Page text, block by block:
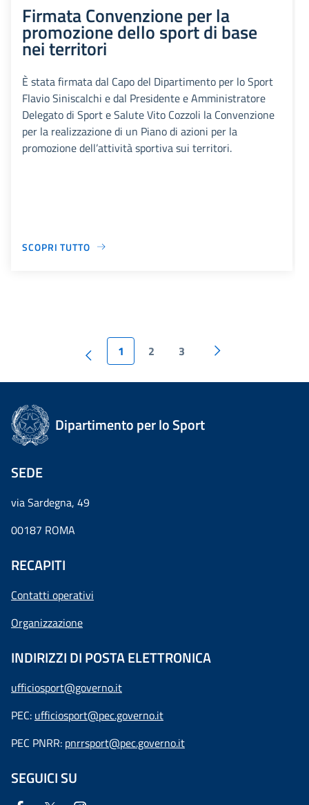
Firmata Convenzione per la
promozione dello sport di base
nei territori
È stata firmata dal Capo del Dipartimento per lo Sport
Flavio Siniscalchi e dal Presidente e Amministratore
Delegato di Sport e Salute Vito Cozzoli la Convenzione
per la realizzazione di un Piano di azioni per la
promozione dell’attività sportiva sui territori.
SCOPRI TUTTO
1 2 3
Dipartimento per lo Sport
SEDE
via Sardegna, 49
00187 ROMA
RECAPITI
Contatti operativi
Organizzazione
INDIRIZZI DI POSTA ELETTRONICA
ufficiosport@governo.it
PEC: ufficiosport@pec.governo.it
PEC PNRR: pnrrsport@pec.governo.it
SEGUICI SU